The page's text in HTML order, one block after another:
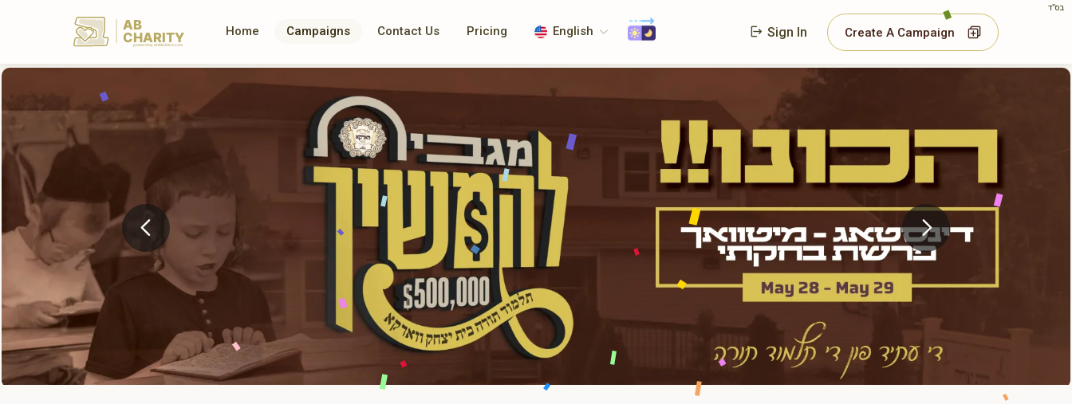
בס"ד
AB
CHARITY
powerd by ahblicklive.com
Home Campaigns Contact Us Pricing English Sign In Create A Campaign